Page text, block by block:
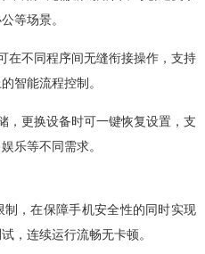
等场景。
在不同程序间无缝衔接操作，支持
智能流程控制。
，更换设备时可一键恢复设置，支
乐等不同需求。
，在保障手机安全性的同时实现
，连续运行流畅无卡顿。